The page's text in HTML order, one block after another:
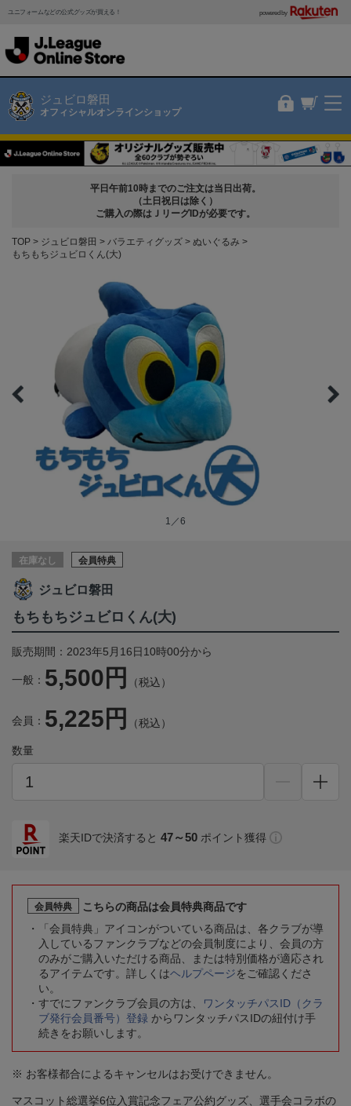
ユニフォームなどの公式グッズが買える！ powered by
ジュビロ磐田
オフィシャルオンラインショップ
平日午前10時までのご注文は当日出荷。
（土日祝日は除く）
ご購入の際はＪリーグIDが必要です。
TOP ジュビロ磐田 バラエティグッズ
ぬいぐるみ
もちもちジュビロくん(大)
1／6
在庫なし 会員特典
ジュビロ磐田
もちもちジュビロくん(大)
販売期間：2023年5月16日10時00分から
一般： 5,500円 （税込）
会員： 5,225円 （税込）
数量
楽天IDで決済すると 47～50 ポイント獲得
会員特典
こちらの商品は会員特典商品です
「会員特典」アイコンがついている商品は、各クラブが導
入しているファンクラブなどの会員制度により、会員の方
のみがご購入いただける商品、または特別価格が適応され
るアイテムです。詳しくはヘルプページをご確認くださ
い。
すでにファンクラブ会員の方は、
ワンタッチパスID（クラ
ブ発行会員番号）登録 からワンタッチパスIDの紐付け手
続きをお願いします。
※ お客様都合によるキャンセルはお受けできません。
マスコット総選挙6位入賞記念フェア公約グッズ、選手会コラボの